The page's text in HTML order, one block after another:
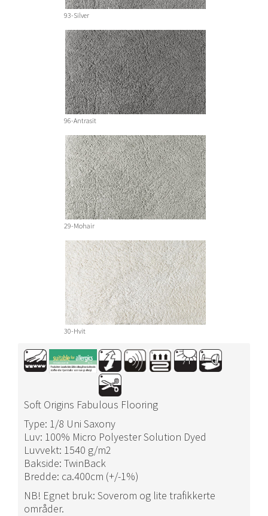
93-Silver
96-Antrasit
29-Mohair
30-Hvit
Soft Origins Fabulous Flooring
Type: 1/8 Uni Saxony
Luv: 100% Micro Polyester Solution Dyed
Luvvekt: 1540 g/m2
Bakside: TwinBack
Bredde: ca.400cm (+/-1%)
NB! Egnet bruk: Soverom og lite trafikkerte
områder.